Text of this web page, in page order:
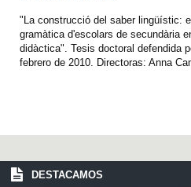
"La construcció del saber lingüístic:
gramàtica d'escolars de secundària
didàctica". Tesis doctoral defendida
febrero de 2010. Directoras: Anna
DESTACAMOS